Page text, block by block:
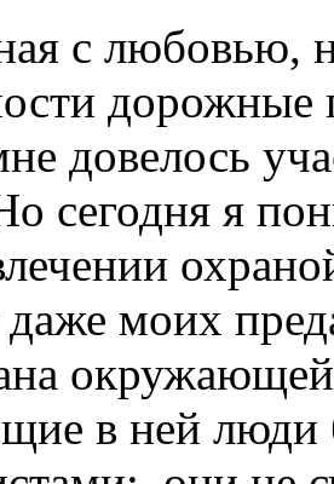
с любовью,
довелось
сегодня я
моих
в ней люди